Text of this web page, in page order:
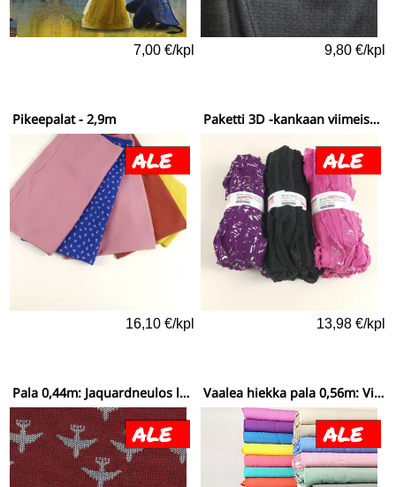
7,00 €/kpl 9,80 €/kpl
Pikeepalat - 2,9m
16,10 €/kpl
Paketti 3D -kankaan viimeiset rullat
13,98 €/kpl
Pala 0,44m: Jaquardneulos lentokoneet Vaalea hiekka pala 0,56m: Viskoosi yksivärinen ohut